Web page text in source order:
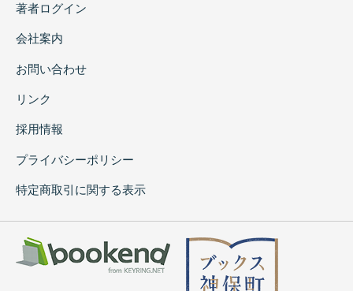
著者ログイン
会社案内
お問い合わせ
リンク
採用情報
プライバシーポリシー
特定商取引に関する表示